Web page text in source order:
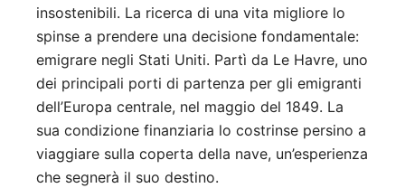
insostenibili. La ricerca di una vita migliore lo
spinse a prendere una decisione fondamentale:
emigrare negli Stati Uniti. Partì da Le Havre, uno
dei principali porti di partenza per gli emigranti
dell’Europa centrale, nel maggio del 1849. La
sua condizione finanziaria lo costrinse persino a
viaggiare sulla coperta della nave, un’esperienza
che segnerà il suo destino.